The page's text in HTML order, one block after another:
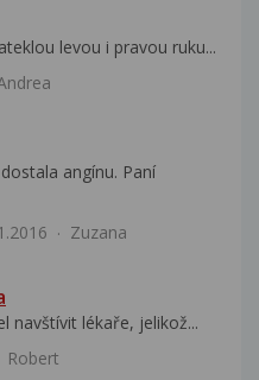
levou i pravou ruku...
angínu. Paní
Zuzana
navštívit lékaře, jelikož...
Robert